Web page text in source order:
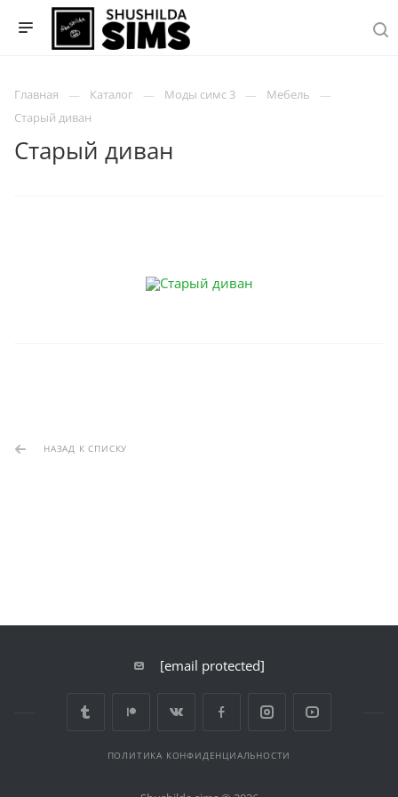
Главная Каталог Моды симс 3
Мебель
Старый диван
Старый диван
НАЗАД К СПИСКУ
[email protected]
ПОЛИТИКА КОНФИДЕНЦИАЛЬНОСТИ